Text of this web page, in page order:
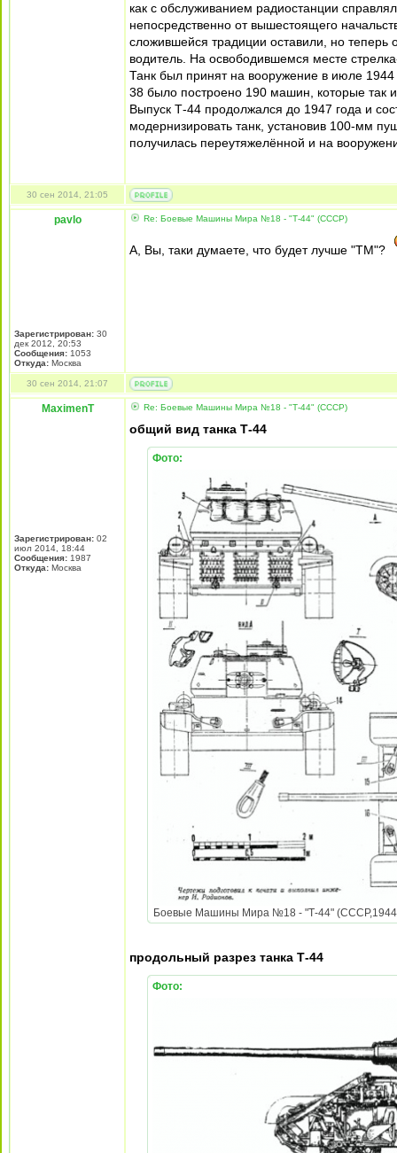
как с обслуживанием радиостанции
непосредственно от вышестоящего
сложившейся традиции оставили, но теперь
водитель. На освободившемся месте
Танк был принят на вооружение в июле
38 было построено 190 машин, которые так
Выпуск Т-44 продолжался до 1947 года и
модернизировать танк, установив 100-мм
получилась переутяжелённой и на
30 сен 2014, 21:05
pavlo
Зарегистрирован: 30
дек 2012, 20:53
Сообщения: 1053
Откуда: Москва
Re: Боевые Машины Мира №18 - "Т-44" (СССР)
А, Вы, таки думаете, что будет лучше "ТМ"?
30 сен 2014, 21:07
MaximenT
Зарегистрирован: 02
июл 2014, 18:44
Сообщения: 1987
Откуда: Москва
Re: Боевые Машины Мира №18 - "Т-44" (СССР)
общий вид танка Т-44
Фото:
Боевые Машины Мира №18 - "Т-44"
продольный разрез танка Т-44
Фото: